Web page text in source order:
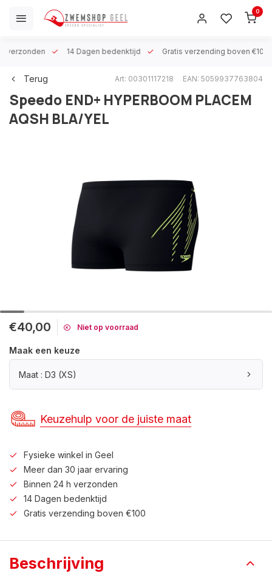
0
verzonden 14 Dagen bedenktijd Gratis verzending boven €100
Terug Art: 00301117218 EAN: 5059937763804
Speedo END+ HYPERBOOM PLACEM
AQSH BLA/YEL
€40,00 Niet op voorraad
Maak een keuze
Maat : D3 (XS)
Keuzehulp voor de juiste maat
Fysieke winkel in Geel
Meer dan 30 jaar ervaring
Binnen 24 h verzonden
14 Dagen bedenktijd
Gratis verzending boven €100
Beschrijving